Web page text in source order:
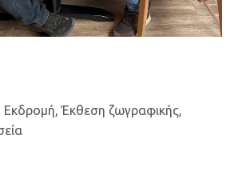
Εκδρομή,Έκθεση ζωγραφικής,